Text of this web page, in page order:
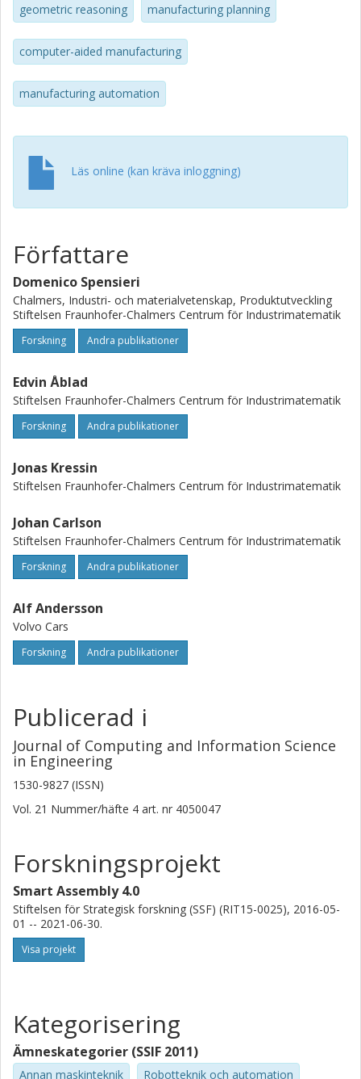
synchronization mechanisms, (ii) highlighting insights on
the relationship between a 3D working space and a path
coordination space, and (iii) a computational tool for
visualization of shared areas in both work space and path
coordination space. Different strategies based on the
developed algorithms are evaluated by successfully
measurement applications in the automotive industry. A
study about how cycle time robustness is significantly
influenced by variation in the robot motion execution times
is also given.
geometric reasoning manufacturing planning
computer-aided manufacturing
manufacturing automation
Läs online (kan kräva inloggning)
Författare
Domenico Spensieri
Chalmers, Industri- och materialvetenskap, Produktutveckling
Stiftelsen Fraunhofer-Chalmers Centrum för Industrimatematik
Forskning Andra publikationer
Edvin Åblad
Stiftelsen Fraunhofer-Chalmers Centrum för Industrimatematik
Forskning Andra publikationer
Jonas Kressin
Stiftelsen Fraunhofer-Chalmers Centrum för Industrimatematik
Johan Carlson
Stiftelsen Fraunhofer-Chalmers Centrum för Industrimatematik
Forskning Andra publikationer
Alf Andersson
Volvo Cars
Forskning Andra publikationer
Publicerad i
Journal of Computing and Information Science
in Engineering
1530-9827 (ISSN)
Vol. 21 Nummer/häfte 4 art. nr 4050047
Forskningsprojekt
Smart Assembly 4.0
Stiftelsen för Strategisk forskning (SSF) (RIT15-0025), 2016-05-
01 -- 2021-06-30.
Visa projekt
Kategorisering
Ämneskategorier (SSIF 2011)
Annan maskinteknik
Robotteknik och automation